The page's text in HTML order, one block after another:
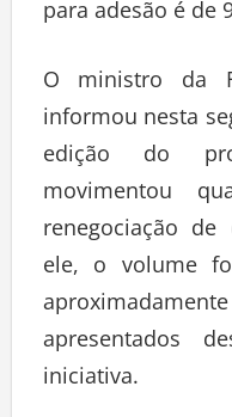
para adesão é de
O ministro da
informou nesta
edição do
movimentou
renegociação
ele, o volume
apresentados
iniciativa.